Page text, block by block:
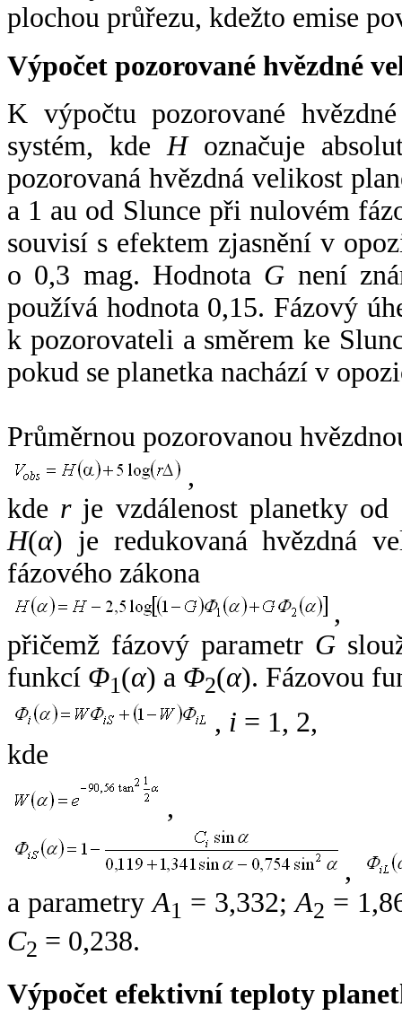
plochou průřezu, kdežto emise
Výpočet pozorované hvězdné
K výpočtu pozorované
systém, kde Hoznačuje
pozorovaná hvězdná velikost
a 1 au od Slunce při nulovém
souvisí s efektem zjasnění v
o 0,3 mag. Hodnota G není
používá hodnota 0,15. Fázový
k pozorovateli a směrem ke
pokud se planetka nachází v
Průměrnou pozorovanou
,
kde rje vzdálenost planetky od
H(α) je redukovaná hvězdná
fázového zákona
,
přičemž fázový parametr G
funkcí Φ1(α) a Φ2(α). Fázovou
, i = 1, 2,
kde
,
,
a parametryA1 = 3,332;A2 =
C2 = 0,238.
Výpočet efektivní teploty